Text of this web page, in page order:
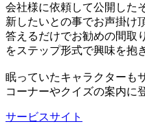
会社様に依頼して公開した
新したいとの事でお声掛け
答えるだけでお勧めの間取
をステップ形式で興味を抱
眠っていたキャラクターも
コーナーやクイズの案内に
サービスサイト